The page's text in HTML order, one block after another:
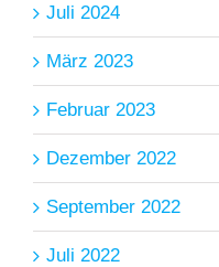
Juli 2024
März 2023
Februar 2023
Dezember 2022
September 2022
Juli 2022